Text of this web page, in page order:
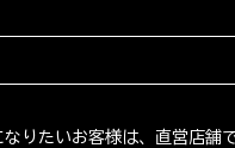
りたいお客様は、直営店舗